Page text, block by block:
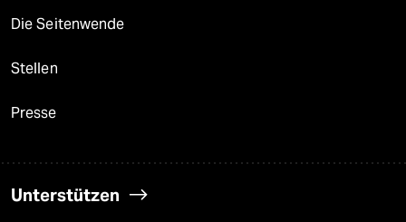
Die Seitenwende
Stellen
Presse
Unterstützen